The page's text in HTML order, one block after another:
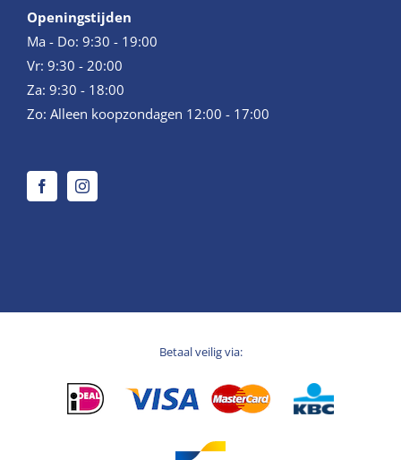
Openingstijden
Ma - Do: 9:30 - 19:00
Vr: 9:30 - 20:00
Za: 9:30 - 18:00
Zo: Alleen koopzondagen 12:00 - 17:00
Betaal veilig via: